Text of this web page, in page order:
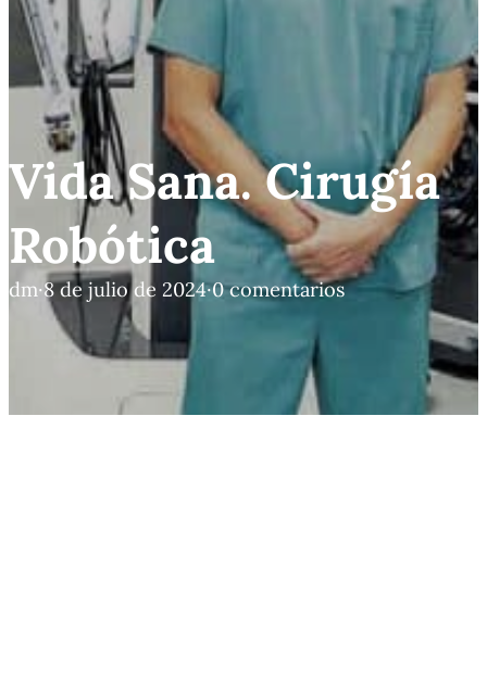
Vida Sana. Cirugía
Robótica
dm·8 de julio de 2024·0 comentarios